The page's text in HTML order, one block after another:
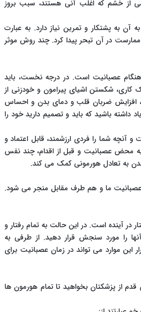
از خشم که اغلب آنی هستند، سبب بروز
به پشتکار و تمرین نیاز دارد. به عبارت
در آن تبحر پیدا کرد. چند روش موثر
هنگام عصبانیت است. در درجه نخست، باید
کاری، شکستن اشیای پیرامون و خودزنی از
افزایش ضربان قلب و دمای بدن و احساس
باشید که باید و تصمیم دارید خود را
آنچه شما را فردی ارزشمند، قابل اعتماد و
محض عصبانیت و قبل از اقدام، چند نفس
ما و هم طرف مقابل منجر می شود.
آینده است. در این حالت به تمام رفتار و
را مورد سنجش قرار دهید. از طرفی به
این موارد می تواند در زمان عصبانیت برای
از پزشکتان بخواهید تا تمام هورمون ها